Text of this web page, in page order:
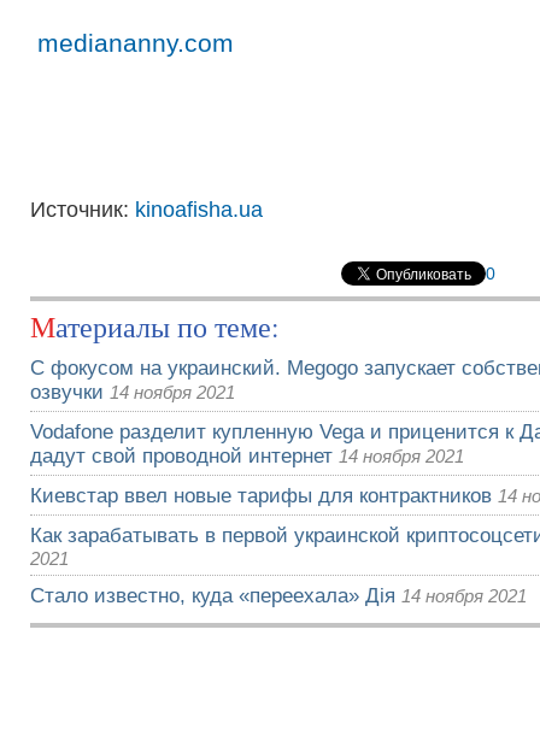
mediananny.com
Источник: kinoafisha.ua
0
Материалы по теме:
С фокусом на украинский. Megogo запускает
озвучки 14 ноября 2021
Vodafone разделит купленную Vega и приценится к
дадут свой проводной интернет 14 ноября 2021
Киевстар ввел новые тарифы для контрактников 14
Как зарабатывать в первой украинской
2021
Стало известно, куда «переехала» Дія 14 ноября 2021